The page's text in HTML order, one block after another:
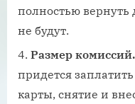
полностью вернуть
не будут.
Размер комиссий.
придется
карты, снятие и